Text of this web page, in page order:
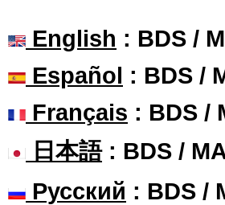
English : BDS /
Español : BDS /
Français : BDS /
日本語: BDS /
Русский : BDS /